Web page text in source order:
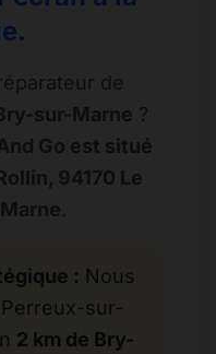
de
sur-Marne ?
Go est situé
94170 Le
.
: Nous
sur-
2 km de Bry-